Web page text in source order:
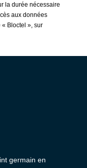
la durée nécessaire
aux données
« Bloctel », sur
germain en